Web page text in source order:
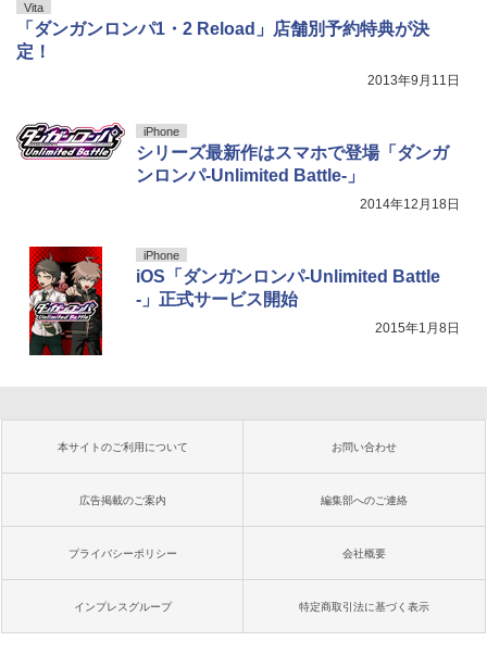
Vita
「ダンガンロンパ1・2 Reload」店舗別予約特典が決
定！
2013年9月11日
iPhone
シリーズ最新作はスマホで登場「ダンガ
ンロンパ-Unlimited Battle-」
2014年12月18日
iPhone
iOS「ダンガンロンパ-Unlimited Battle
-」正式サービス開始
2015年1月8日
本サイトのご利用について お問い合わせ
広告掲載のご案内 編集部へのご連絡
プライバシーポリシー 会社概要
インプレスグループ 特定商取引法に基づく表示